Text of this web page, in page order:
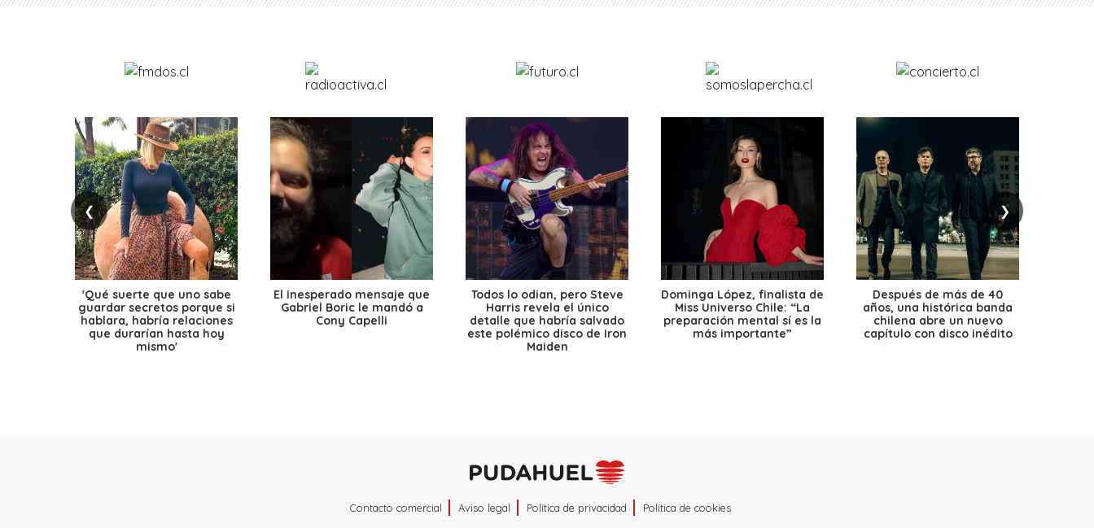
❮ ❯
'Qué suerte que uno sabe
guardar secretos porque si
hablara, habría relaciones
que durarían hasta hoy
mismo'
El inesperado mensaje que
Gabriel Boric le mandó a
Cony Capelli
Todos lo odian, pero Steve
Harris revela el único
detalle que habría salvado
este polémico disco de Iron
Maiden
Dominga López, finalista de
Miss Universo Chile: “La
preparación mental sí es la
más importante”
Después de más de 40
años, una histórica banda
chilena abre un nuevo
capítulo con disco inédito
Contacto comercial Aviso legal Política de privacidad Política de cookies